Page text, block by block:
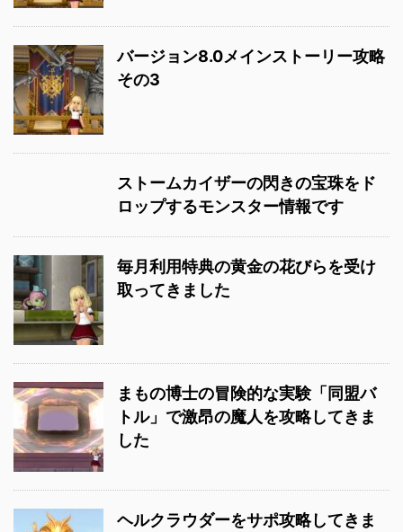
バージョン8.0メインストーリー攻略
その3
ストームカイザーの閃きの宝珠をド
ロップするモンスター情報です
毎月利用特典の黄金の花びらを受け
取ってきました
まもの博士の冒険的な実験「同盟バ
トル」で激昂の魔人を攻略してきま
した
ヘルクラウダーをサポ攻略してきま